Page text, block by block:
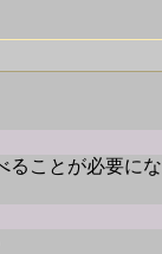
ることが必要にな